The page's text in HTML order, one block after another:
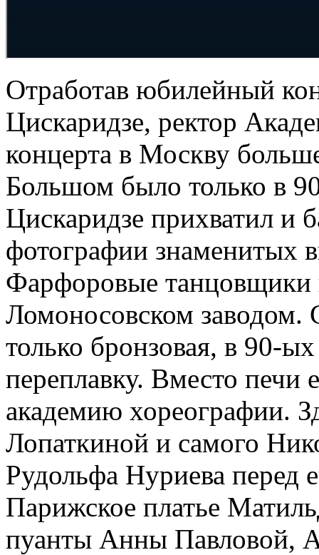
Отработав юбилейный
Цискаридзе, ректор
концерта в Москву
Большом было только в
Цискаридзе прихватил и
фотографии знаменитых
Фарфоровые танцовщики
Ломоносовском заводом.
только бронзовая, в 90-
переплавку. Вместо печи
академию хореографии.
Лопаткиной и самого
Рудольфа Нуриева перед
Парижское платье
пуанты Анны Павловой,